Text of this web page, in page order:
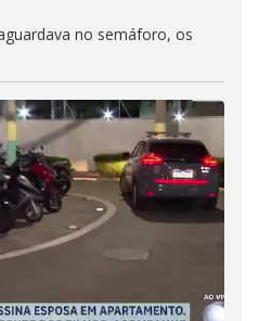
no semáforo, os